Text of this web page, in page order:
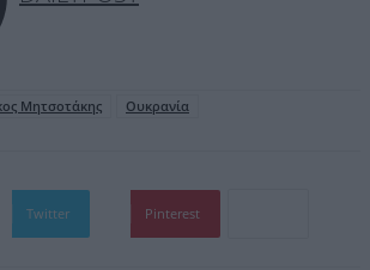
Μητσοτάκης Ουκρανία
Twitter Pinterest